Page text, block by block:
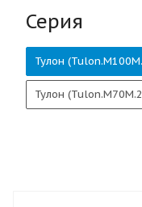
Серия
Тулон
Тулон